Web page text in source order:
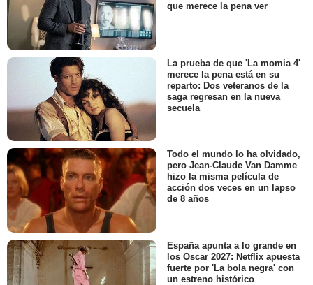
que merece la pena ver
La prueba de que 'La momia 4'
merece la pena está en su
reparto: Dos veteranos de la
saga regresan en la nueva
secuela
Todo el mundo lo ha olvidado,
pero Jean-Claude Van Damme
hizo la misma película de
acción dos veces en un lapso
de 8 años
España apunta a lo grande en
los Oscar 2027: Netflix apuesta
fuerte por 'La bola negra' con
un estreno histórico